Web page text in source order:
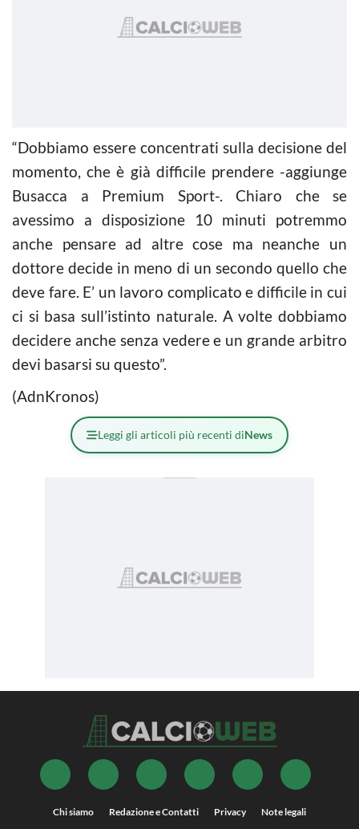
“Dobbiamo essere concentrati sulla decisione del
momento, che è già difficile prendere -aggiunge
Busacca a Premium Sport-. Chiaro che se
avessimo a disposizione 10 minuti potremmo
anche pensare ad altre cose ma neanche un
dottore decide in meno di un secondo quello che
deve fare. E’ un lavoro complicato e difficile in cui
ci si basa sull’istinto naturale. A volte dobbiamo
decidere anche senza vedere e un grande arbitro
devi basarsi su questo”.
(AdnKronos)
Leggi gli articoli più recenti diNews
Chi siamo Redazione e Contatti Privacy Note legali